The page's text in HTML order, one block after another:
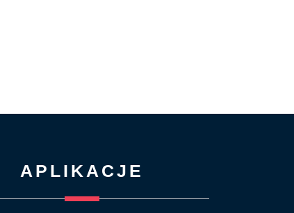
APLIKACJE